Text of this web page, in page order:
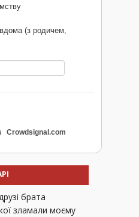
(з родичем,
Crowdsignal.com
брата
зламали моєму